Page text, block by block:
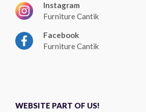
Instagram
Furniture Cantik
Facebook
Furniture Cantik
WEBSITE PART OF US!